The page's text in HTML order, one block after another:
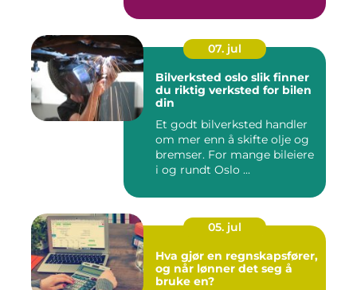
07. jul
Bilverksted oslo slik finner
du riktig verksted for bilen
din
Et godt bilverksted handler
om mer enn å skifte olje og
bremser. For mange bileiere
i og rundt Oslo ...
05. jul
Hva gjør en regnskapsfører,
og når lønner det seg å
bruke en?